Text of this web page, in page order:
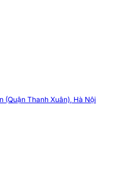
(Quận Thanh Xuân), Hà Nội